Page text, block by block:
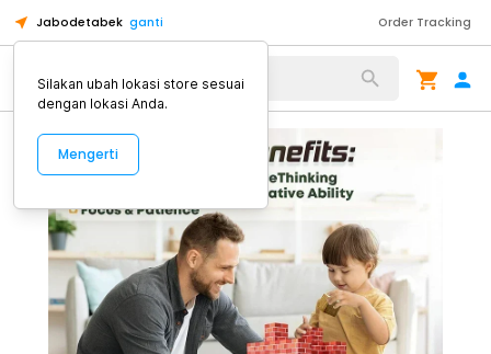
Jabodetabek ganti Order Tracking
Alat Kopi
Silakan ubah lokasi store sesuai
dengan lokasi Anda.
Mengerti